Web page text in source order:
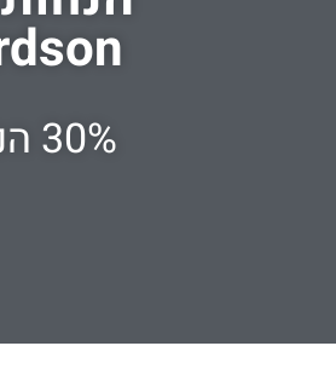
30% הנחה עם קוד קופון